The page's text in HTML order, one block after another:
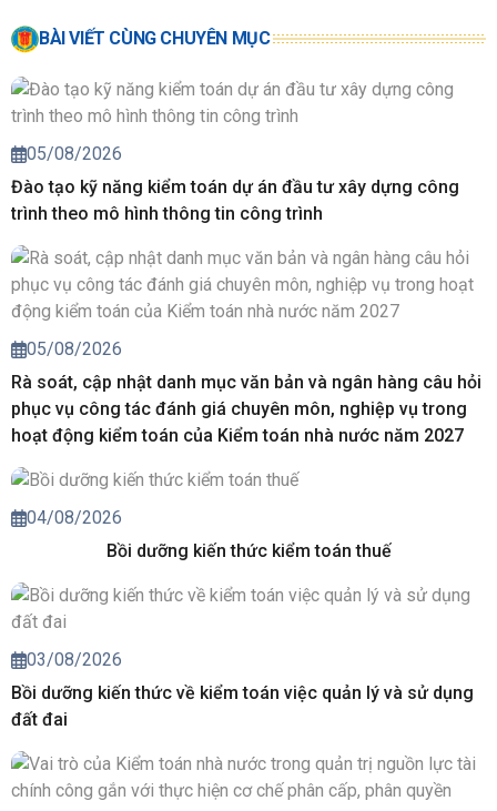
BÀI VIẾT CÙNG CHUYÊN MỤC
05/08/2026
Đào tạo kỹ năng kiểm toán dự án đầu tư xây dựng công
trình theo mô hình thông tin công trình
05/08/2026
Rà soát, cập nhật danh mục văn bản và ngân hàng câu hỏi
phục vụ công tác đánh giá chuyên môn, nghiệp vụ trong
hoạt động kiểm toán của Kiểm toán nhà nước năm 2027
04/08/2026
Bồi dưỡng kiến thức kiểm toán thuế
03/08/2026
Bồi dưỡng kiến thức về kiểm toán việc quản lý và sử dụng
đất đai